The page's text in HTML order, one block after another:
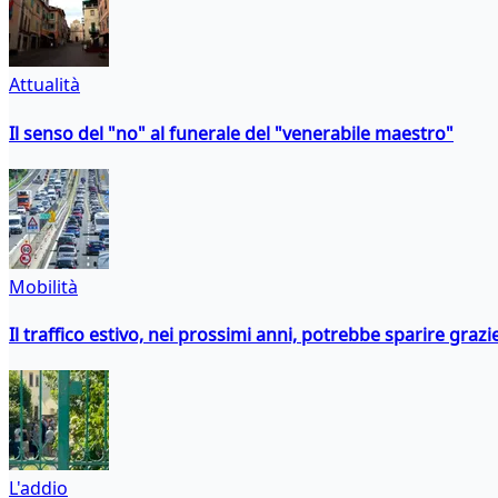
Attualità
Il senso del "no" al funerale del "venerabile maestro"
Mobilità
Il traffico estivo, nei prossimi anni, potrebbe sparire
L'addio